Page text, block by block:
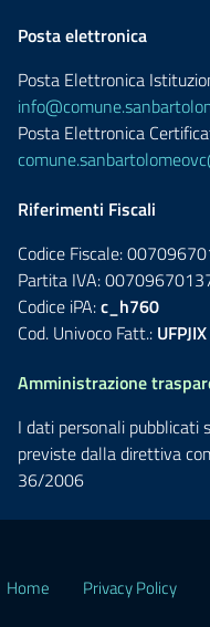
Posta elettronica
Posta Elettronica
Posta Elettronica
Riferimenti Fiscali
Codice Fiscale:
Partita IVA:
Codice iPA:c_h760
Cod. Univoco Fatt.: UFPJIX
Amministrazione
I dati personali pubblicati
previste dalla direttiva
36/2006
Home Privacy Policy